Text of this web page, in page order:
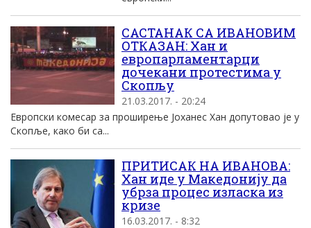
САСТАНАК СА ИВАНОВИМ
ОТКАЗАН: Хан и
европарламентарци
дочекани протестима у
Скопљу
21.03.2017. - 20:24
Европски комесар за проширење Јоханес Хан допутовао је у
Скопље, како би са...
ПРИТИСАК НА ИВАНОВА:
Хан иде у Македонију да
убрза процес изласка из
кризе
16.03.2017. - 8:32